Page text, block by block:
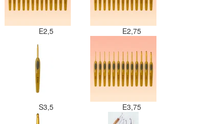
E2,5 E2,75
S3,5 E3,75